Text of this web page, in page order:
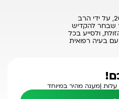
עמותת אשכולות הוקמה ב-2006, על ידי הרב
שבחר להקדיש
ולסייע בכל
בעיה רפואית
|מענה מהיר במיוחד